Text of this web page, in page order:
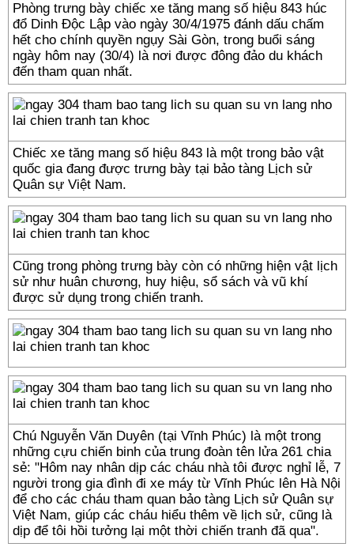
Phòng trưng bày chiếc xe tăng mang số hiệu 843 húc
đổ Dinh Độc Lập vào ngày 30/4/1975 đánh dấu chấm
hết cho chính quyền ngụy Sài Gòn, trong buổi sáng
ngày hôm nay (30/4) là nơi được đông đảo du khách
đến tham quan nhất.
Chiếc xe tăng mang số hiệu 843 là một trong bảo vật
quốc gia đang được trưng bày tại bảo tàng Lịch sử
Quân sự Việt Nam.
Cũng trong phòng trưng bày còn có những hiện vật lịch
sử như huân chương, huy hiệu, sổ sách và vũ khí
được sử dụng trong chiến tranh.
Chú Nguyễn Văn Duyên (tại Vĩnh Phúc) là một trong
những cựu chiến binh của trung đoàn tên lửa 261 chia
sẻ: "Hôm nay nhân dịp các cháu nhà tôi được nghỉ lễ, 7
người trong gia đình đi xe máy từ Vĩnh Phúc lên Hà Nội
để cho các cháu tham quan bảo tàng Lịch sử Quân sự
Việt Nam, giúp các cháu hiểu thêm về lịch sử, cũng là
dịp để tôi hồi tưởng lại một thời chiến tranh đã qua".